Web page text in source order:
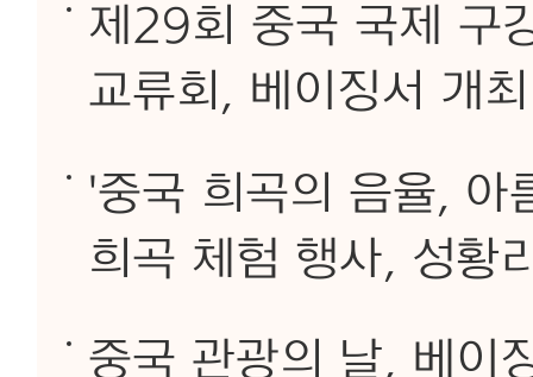
제29회 중국 국제 구
교류회, 베이징서 개최
'중국 희곡의 음율, 아
희곡 체험 행사, 성황
중국 관광의 날, 베이